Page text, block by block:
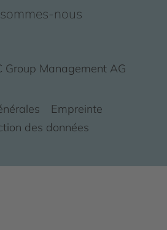
nous
Management AG
Empreinte
des données